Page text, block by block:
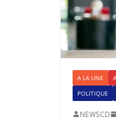
A LA UNE
POLITIQUE
NEWSCD